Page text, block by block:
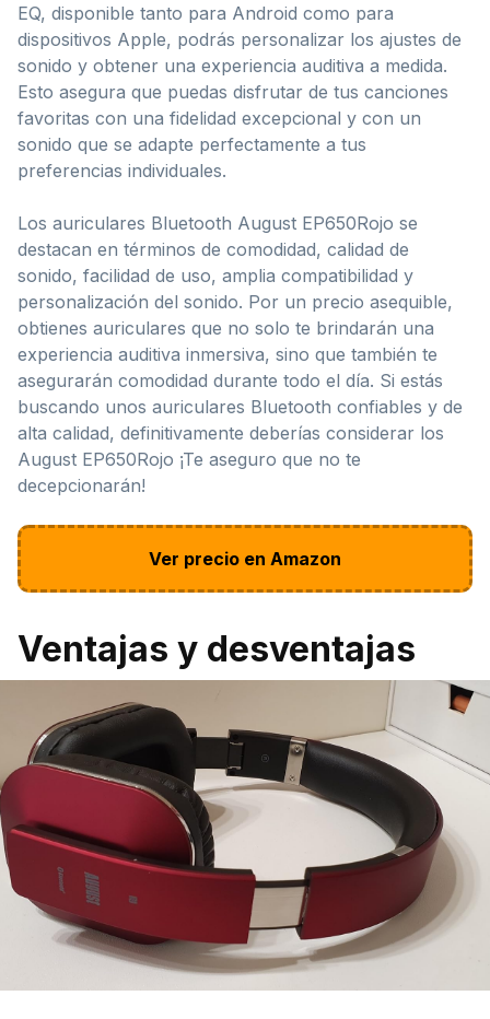
EQ, disponible tanto para Android como para
dispositivos Apple, podrás personalizar los ajustes de
sonido y obtener una experiencia auditiva a medida.
Esto asegura que puedas disfrutar de tus canciones
favoritas con una fidelidad excepcional y con un
sonido que se adapte perfectamente a tus
preferencias individuales.
Los auriculares Bluetooth August EP650Rojo se
destacan en términos de comodidad, calidad de
sonido, facilidad de uso, amplia compatibilidad y
personalización del sonido. Por un precio asequible,
obtienes auriculares que no solo te brindarán una
experiencia auditiva inmersiva, sino que también te
asegurarán comodidad durante todo el día. Si estás
buscando unos auriculares Bluetooth confiables y de
alta calidad, definitivamente deberías considerar los
August EP650Rojo ¡Te aseguro que no te
decepcionarán!
Ver precio en Amazon
Ventajas y desventajas